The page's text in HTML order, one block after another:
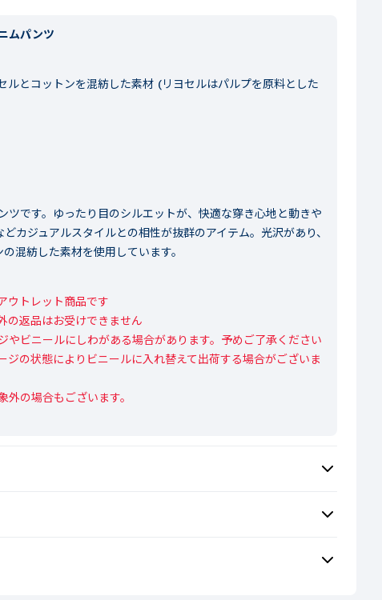
ムパンツ
ルとコットンを混紡した素材 (リヨセルはパルプを原料とした
ツです。ゆったり目のシルエットが、快適な穿き心地と動きや
カジュアルスタイルとの相性が抜群のアイテム。光沢があり、
混紡した素材を使用しています。
ウトレット商品です
の返品はお受けできません
ビニールにしわがある場合があります。予めご了承ください
の状態によりビニールに入れ替えて出荷する場合がございま
の場合もございます。